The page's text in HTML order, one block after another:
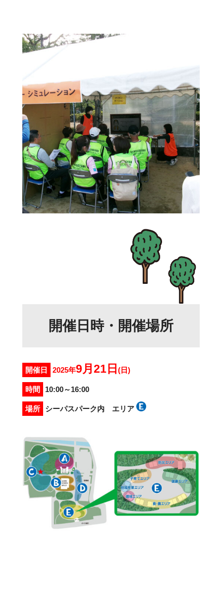
開催日時・開催場所
開催日 2025年9月21日 (日)
時間 10:00～16:00
場所 シーパスパーク内 エリア